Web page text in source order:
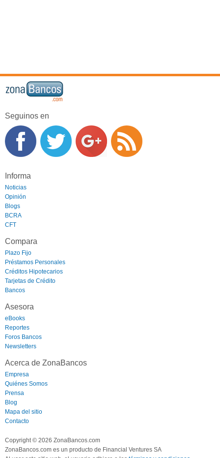
Seguinos en
Informa
Noticias
Opinión
Blogs
BCRA
CFT
Compara
Plazo Fijo
Préstamos Personales
Créditos Hipotecarios
Tarjetas de Crédito
Bancos
Asesora
eBooks
Reportes
Foros Bancos
Newsletters
Acerca de ZonaBancos
Empresa
Quiénes Somos
Prensa
Blog
Mapa del sitio
Contacto
Copyright © 2026 ZonaBancos.com
ZonaBancos.com es un producto de Financial Ventures SA